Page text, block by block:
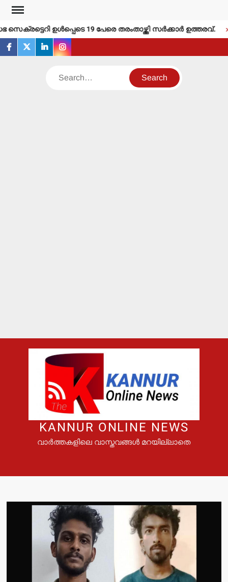
Skip
content
ഉള്‍പ്പെടെ 19 പേരെ തരംതാഴ്ത്തി സര്‍ക്കാര്‍ ഉത്തരവ്.
facebook
twitterlinkedininstagram
Search
KANNUR ONLINE NEWS
വാർത്തകളിലെ വാസ്തവങ്ങൾ മറയില്ലാതെ